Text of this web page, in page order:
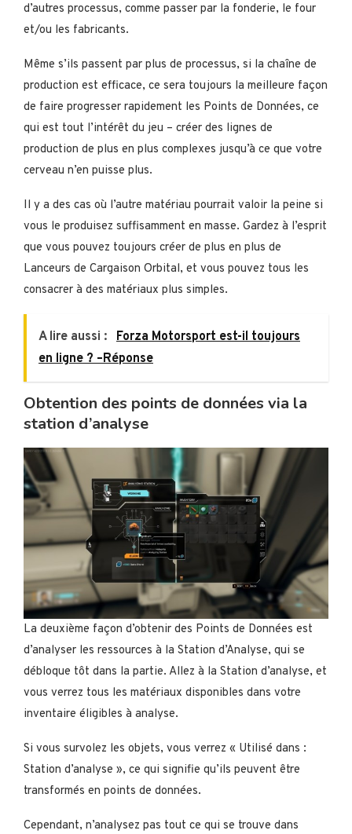
d’autres processus, comme passer par la fonderie, le four
et/ou les fabricants.
Même s’ils passent par plus de processus, si la chaîne de
production est efficace, ce sera toujours la meilleure façon
de faire progresser rapidement les Points de Données, ce
qui est tout l’intérêt du jeu – créer des lignes de
production de plus en plus complexes jusqu’à ce que votre
cerveau n’en puisse plus.
Il y a des cas où l’autre matériau pourrait valoir la peine si
vous le produisez suffisamment en masse. Gardez à l’esprit
que vous pouvez toujours créer de plus en plus de
Lanceurs de Cargaison Orbital, et vous pouvez tous les
consacrer à des matériaux plus simples.
A lire aussi :
Forza Motorsport est-il toujours
en ligne ? –Réponse
Obtention des points de données via la
station d’analyse
La deuxième façon d’obtenir des Points de Données est
d’analyser les ressources à la Station d’Analyse, qui se
débloque tôt dans la partie. Allez à la Station d’analyse, et
vous verrez tous les matériaux disponibles dans votre
inventaire éligibles à analyse.
Si vous survolez les objets, vous verrez « Utilisé dans :
Station d’analyse », ce qui signifie qu’ils peuvent être
transformés en points de données.
Cependant, n’analysez pas tout ce qui se trouve dans